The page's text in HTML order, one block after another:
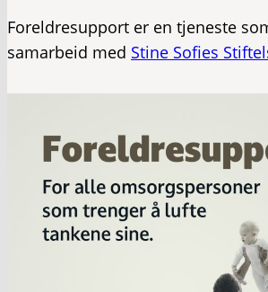
Foreldresupport er en tjeneste
samarbeid med Stine Sofies